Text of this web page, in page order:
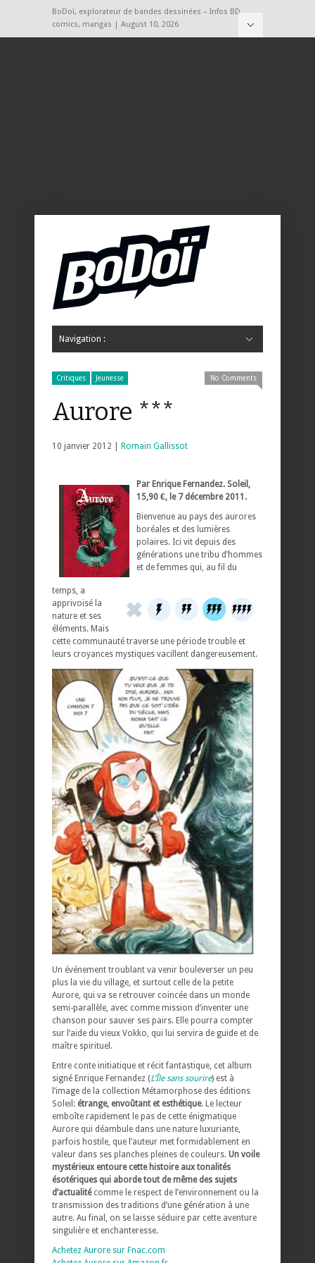
BoDoï, explorateur de bandes dessinées – Infos BD,
comics, mangas | August 10, 2026
Navigation :
Critiques Jeunesse No Comments
Aurore ***
10 janvier 2012 | Romain Gallissot
Par Enrique Fernandez. Soleil,
15,90 €, le 7 décembre 2011.
Bienvenue au pays des aurores
boréales et des lumières
polaires. Ici vit depuis des
générations une tribu d’hommes
et de femmes qui, au fil du
temps, a
apprivoisé la
nature et ses
éléments. Mais
cette communauté traverse une période trouble et
leurs croyances mystiques vacillent dangereusement.
Un événement troublant va venir bouleverser un peu
plus la vie du village, et surtout celle de la petite
Aurore, qui va se retrouver coincée dans un monde
semi-parallèle, avec comme mission d’inventer une
chanson pour sauver ses pairs. Elle pourra compter
sur l’aide du vieux Vokko, qui lui servira de guide et de
maître spirituel.
Entre conte initiatique et récit fantastique, cet album
signé Enrique Fernandez (L’Île sans sourire) est à
l’image de la collection Métamorphose des éditions
Soleil: étrange, envoûtant et esthétique. Le lecteur
emboîte rapidement le pas de cette énigmatique
Aurore qui déambule dans une nature luxuriante,
parfois hostile, que l’auteur met formidablement en
valeur dans ses planches pleines de couleurs. Un voile
mystérieux entoure cette histoire aux tonalités
ésotériques qui aborde tout de même des sujets
d’actualitécomme le respect de l’environnement ou la
transmission des traditions d’une génération à une
autre. Au final, on se laisse séduire par cette aventure
singulière et enchanteresse.
Achetez Aurore sur Fnac.com